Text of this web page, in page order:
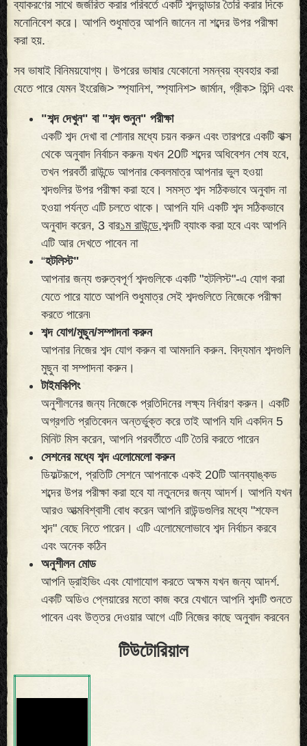
ব্যাকরণের সাথে জর্জরিত করার পরিবর্তে একটি শব্দভান্ডার তৈরি করার দিকে
মনোনিবেশ করে। আপনি শুধুমাত্র আপনি জানেন না শব্দের উপর পরীক্ষা
করা হয়.
সব ভাষাই বিনিময়যোগ্য। উপরের ভাষার যেকোনো সমন্বয় ব্যবহার করা
যেতে পারে যেমন ইংরেজি> স্প্যানিশ, স্প্যানিশ> জার্মান, গ্রীক> হিন্দি এবং
"শব্দ দেখুন" বা "শব্দ শুনুন" পরীক্ষা
একটি শব্দ দেখা বা শোনার মধ্যে চয়ন করুন এবং তারপরে একটি বাক্স
থেকে অনুবাদ নির্বাচন করুন৷ যখন 20টি শব্দের অধিবেশন শেষ হবে,
তখন পরবর্তী রাউন্ডে আপনার কেবলমাত্র আপনার ভুল হওয়া
শব্দগুলির উপর পরীক্ষা করা হবে। সমস্ত শব্দ সঠিকভাবে অনুবাদ না
হওয়া পর্যন্ত এটি চলতে থাকে। আপনি যদি একটি শব্দ সঠিকভাবে
অনুবাদ করেন, 3 বার১ম রাউন্ডে,শব্দটি ব্যাংক করা হবে এবং আপনি
এটি আর দেখতে পাবেন না
“হটলিস্ট"
আপনার জন্য গুরুত্বপূর্ণ শব্দগুলিকে একটি "হটলিস্ট"-এ যোগ করা
যেতে পারে যাতে আপনি শুধুমাত্র সেই শব্দগুলিতে নিজেকে পরীক্ষা
করতে পারেন৷
শব্দ যোগ/মুছুন/সম্পাদনা করুন
আপনার নিজের শব্দ যোগ করুন বা আমদানি করুন. বিদ্যমান শব্দগুলি
মুছুন বা সম্পাদনা করুন।
টাইমকিপিং
অনুশীলনের জন্য নিজেকে প্রতিদিনের লক্ষ্য নির্ধারণ করুন। একটি
অগ্রগতি প্রতিবেদন অন্তর্ভুক্ত করে তাই আপনি যদি একদিন 5
মিনিট মিস করেন, আপনি পরবর্তীতে এটি তৈরি করতে পারেন
সেশনের মধ্যে শব্দ এলোমেলো করুন
ডিফল্টরূপে, প্রতিটি সেশনে আপনাকে একই 20টি আনব্যাঙ্কড
শব্দের উপর পরীক্ষা করা হবে যা নতুনদের জন্য আদর্শ। আপনি যখন
আরও আত্মবিশ্বাসী বোধ করেন আপনি রাউন্ডগুলির মধ্যে "শফেল
শব্দ" বেছে নিতে পারেন। এটি এলোমেলোভাবে শব্দ নির্বাচন করবে
এবং অনেক কঠিন
অনুশীলন মোড
আপনি ড্রাইভিং এবং যোগাযোগ করতে অক্ষম যখন জন্য আদর্শ.
একটি অডিও প্লেয়ারের মতো কাজ করে যেখানে আপনি শব্দটি শুনতে
পাবেন এবং উত্তর দেওয়ার আগে এটি নিজের কাছে অনুবাদ করবেন
টিউটোরিয়াল